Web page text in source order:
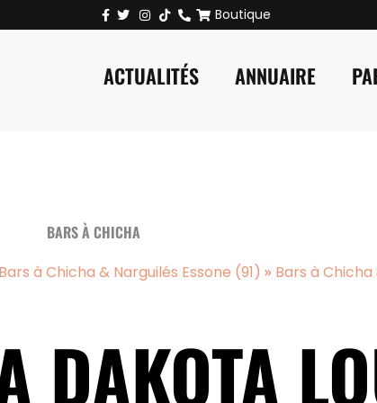
Boutique
ACTUALITÉS ANNUAIRE
BARS À CHICHA
Bars à Chicha & Narguilés Essone (91) » Bars à Chicha
DAKOTA